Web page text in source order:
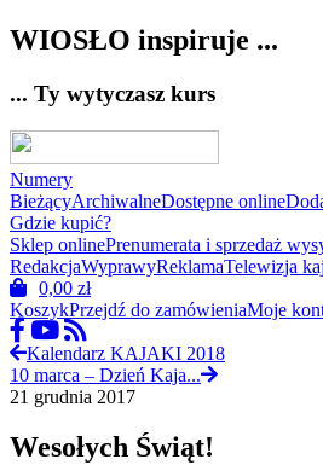
WIOSŁO inspiruje ...
... Ty wytyczasz kurs
Numery
BieżącyArchiwalneDostępne online
Gdzie kupić?
Sklep onlinePrenumerata i sprzedaż
RedakcjaWyprawyReklamaTelewizja
0,00 zł
KoszykPrzejdź do zamówieniaMoje
Kalendarz KAJAKI 2018
10 marca – Dzień Kaja...
21 grudnia 2017
Wesołych Świąt!